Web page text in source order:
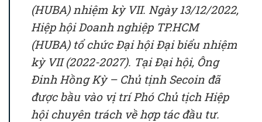
(HUBA) nhiệm kỳ VII. Ngày 13/12/2022,
Hiệp hội Doanh nghiệp TP.HCM
(HUBA) tổ chức Đại hội Đại biểu nhiệm
kỳ VII (2022-2027). Tại Đại hội, Ông
Đinh Hồng Kỳ – Chủ tịnh Secoin đã
được bầu vào vị trí Phó Chủ tịch Hiệp
hội chuyên trách về hợp tác đầu tư.